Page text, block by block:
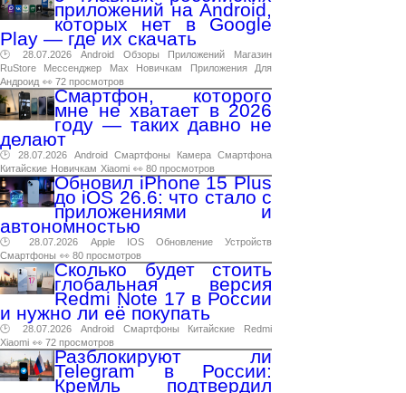
приложений на Android,
которых нет в Google
Play — где их скачать
🕑 28.07.2026 Android Обзоры Приложений
Магазин
RuStore
Мессенджер Max Новичкам Приложения
Для
Андроид 👀 72 просмотров
Смартфон, которого
мне не хватает в 2026
году — таких давно не
делают
🕑 28.07.2026 Android Смартфоны Камера Смартфона
Китайские Новичкам Xiaomi 👀 80 просмотров
Обновил iPhone 15 Plus
до iOS 26.6: что стало с
приложениями и
автономностью
🕑 28.07.2026 Apple IOS Обновление
Устройств
Смартфоны 👀 80 просмотров
Сколько будет стоить
глобальная версия
Redmi Note 17 в России
и нужно ли её покупать
🕑 28.07.2026 Android Смартфоны Китайские
Redmi
Xiaomi 👀 72 просмотров
Разблокируют ли
Telegram в России:
Кремль подтвердил